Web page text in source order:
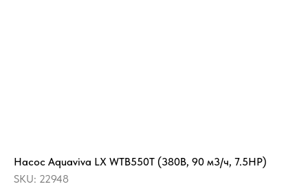
Насос Aquaviva LX WTB550Т (380В, 90 м3/ч, 7.5HP)
SKU: 22948